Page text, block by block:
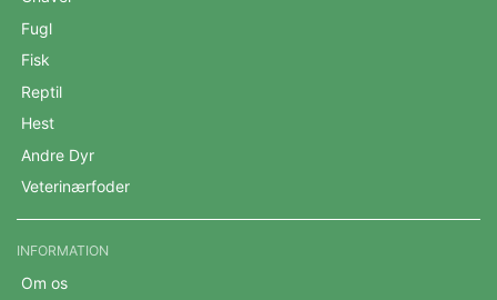
Fugl
Fisk
Reptil
Hest
Andre Dyr
Veterinærfoder
INFORMATION
Om os